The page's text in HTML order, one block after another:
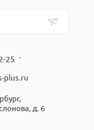
25
plus.ru
д. 6